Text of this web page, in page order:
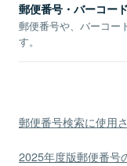
郵便番号・バーコー
郵便番号や、バーコー
す。
郵便番号検索に使用
2025年度版郵便番号